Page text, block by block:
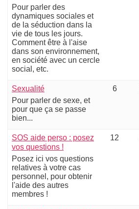
Pour parler des
dynamiques sociales et
de la séduction dans la
vie de tous les jours.
Comment être à l'aise
dans son environnement,
en société avec un cercle
social, etc.
Sexualité
Pour parler de sexe, et
pour que ça se passe
bien...
6
SOS aide perso : posez
vos questions !
Posez ici vos questions
relatives à votre cas
personnel, pour obtenir
l'aide des autres
membres !
12